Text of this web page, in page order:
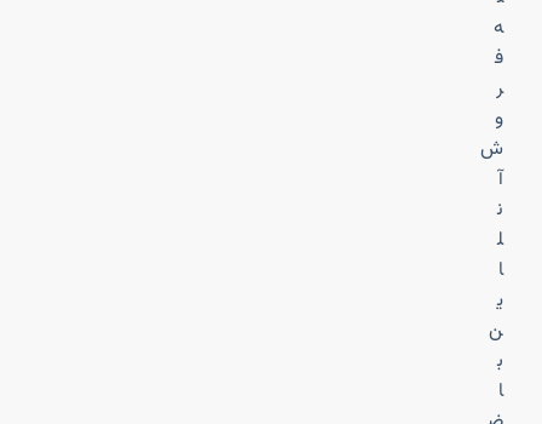
ه
ف
ر
و
ش
آ
ن
ل
ا
ی
ن
ب
ا